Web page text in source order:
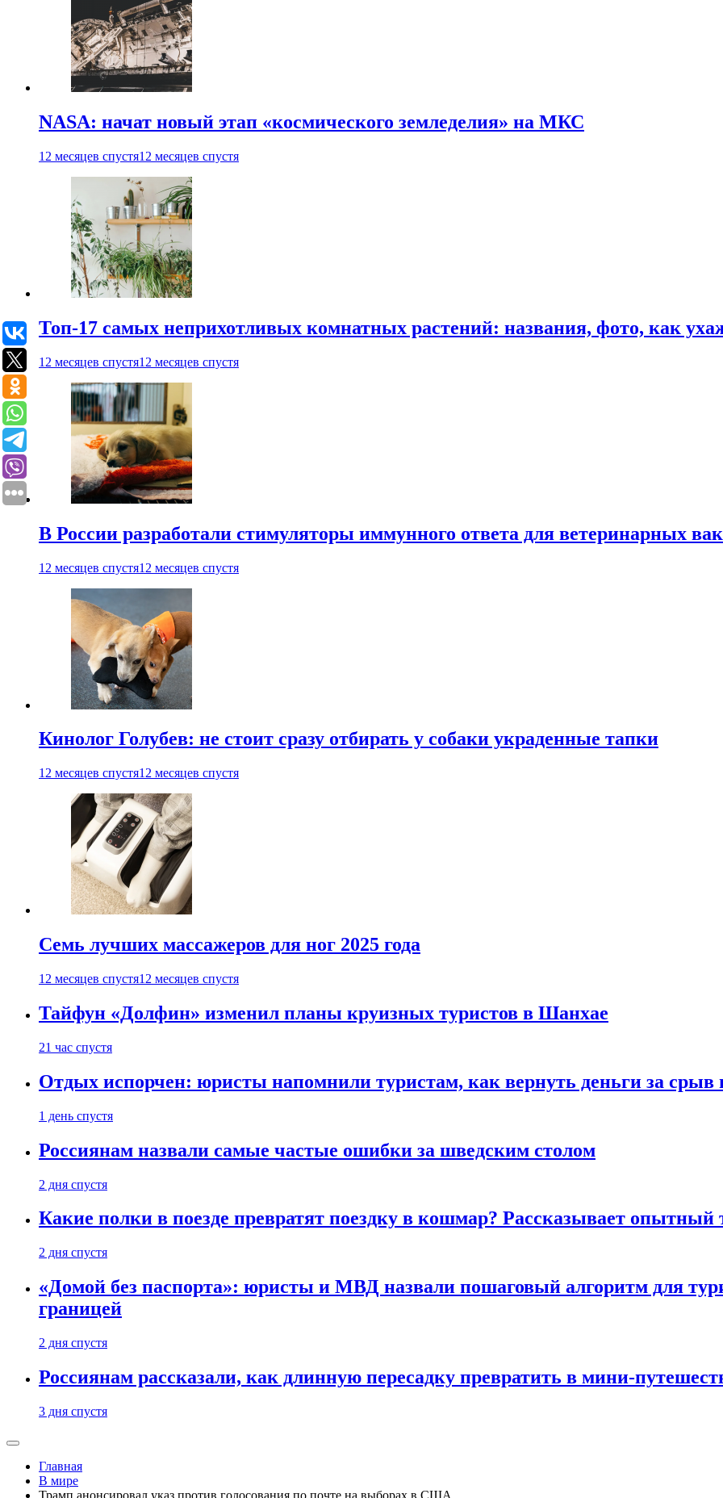
NASA: начат новый этап «космического земледелия» на МКС
12 месяцев спустя12 месяцев спустя
Топ-17 самых неприхотливых комнатных растений: названия, фото, как
12 месяцев спустя12 месяцев спустя
В России разработали стимуляторы иммунного ответа для ветеринарных
12 месяцев спустя12 месяцев спустя
Кинолог Голубев: не стоит сразу отбирать у собаки украденные тапки
12 месяцев спустя12 месяцев спустя
Семь лучших массажеров для ног 2025 года
12 месяцев спустя12 месяцев спустя
Тайфун «Долфин» изменил планы круизных туристов в Шанхае
21 час спустя
Отдых испорчен: юристы напомнили туристам, как вернуть деньги за срыв
1 день спустя
Россиянам назвали самые частые ошибки за шведским столом
2 дня спустя
Какие полки в поезде превратят поездку в кошмар? Рассказывает опытный
2 дня спустя
«Домой без паспорта»: юристы и МВД назвали пошаговый алгоритм для
границей
2 дня спустя
Россиянам рассказали, как длинную пересадку превратить в мини-
3 дня спустя
Главная
В мире
Трамп анонсировал указ против голосования по почте на выборах в США